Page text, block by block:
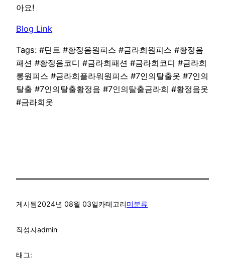
아요!
Blog Link
Tags: #딘트 #황정음원피스 #금라희원피스 #황정음
패션 #황정음코디 #금라희패션 #금라희코디 #금라희
롱원피스 #금라희플라워원피스 #7인의탈출옷 #7인의
탈출 #7인의탈출황정음 #7인의탈출금라희 #황정음옷
#금라희옷
게시됨2024년 08월 03일카테고리미분류
작성자admin
태그: